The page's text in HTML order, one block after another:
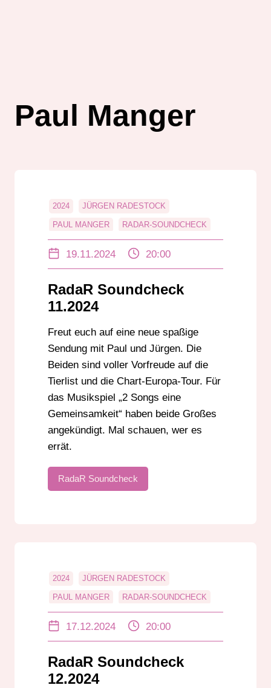
Paul Manger
2024 JÜRGEN RADESTOCK
PAUL MANGER RADAR-SOUNDCHECK
19.11.2024 20:00
RadaR Soundcheck
11.2024
Freut euch auf eine neue spaßige
Sendung mit Paul und Jürgen. Die
Beiden sind voller Vorfreude auf die
Tierlist und die Chart-Europa-Tour. Für
das Musikspiel „2 Songs eine
Gemeinsamkeit“ haben beide Großes
angekündigt. Mal schauen, wer es
errät.
RadaR Soundcheck
2024 JÜRGEN RADESTOCK
PAUL MANGER RADAR-SOUNDCHECK
17.12.2024 20:00
RadaR Soundcheck
12.2024